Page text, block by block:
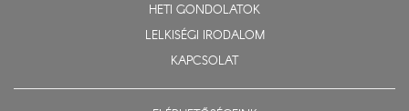
HETI GONDOLATOK
LELKISÉGI IRODALOM
KAPCSOLAT